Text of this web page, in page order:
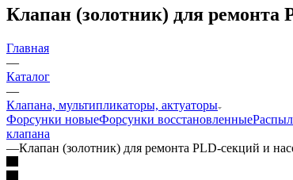
Клапан (золотник) для ремонта
Главная
—
Каталог
—
Клапана, мультипликаторы, актуаторы
Форсунки новыеФорсунки восстановленные
клапана
—Клапан (золотник) для ремонта PLD-секций и